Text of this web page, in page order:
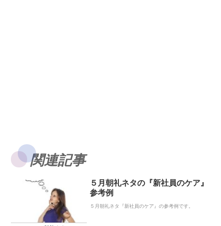
関連記事
５月朝礼ネタの『新社員のケア』
参考例
５月朝礼ネタ『新社員のケア』の参考例です。